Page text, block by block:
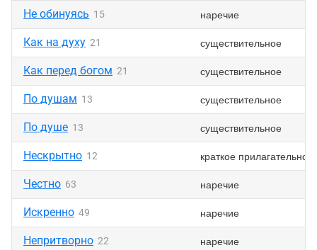
Не обинуясь 15 наречие
Как на духу 21 существительное
Как перед богом 21 существительное
По душам 13 существительное
По душе 13 существительное
Нескрытно 12 краткое прилагательное
Честно 63 наречие
Искренно 49 наречие
Непритворно 22 наречие